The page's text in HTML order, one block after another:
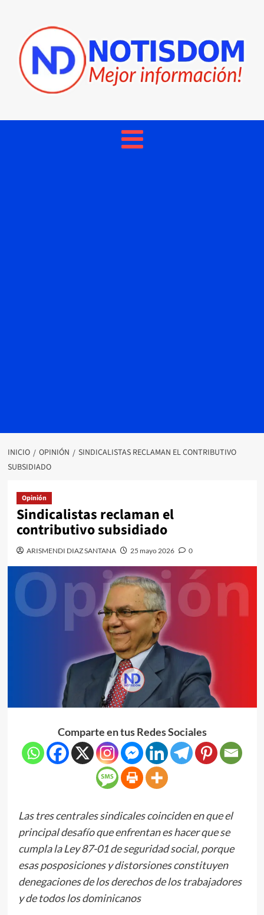
INICIO OPINIÓN
SINDICALISTAS RECLAMAN EL CONTRIBUTIVO
SUBSIDIADO
Opinión
Sindicalistas reclaman el
contributivo subsidiado
ARISMENDI DIAZ SANTANA 25 mayo 2026 0
Comparte en tus Redes Sociales
Las tres centrales sindicales coinciden en que el
principal desafío que enfrentan es hacer que se
cumpla la Ley 87-01 de seguridad social, porque
esas posposiciones y distorsiones constituyen
denegaciones de los derechos de los trabajadores
y de todos los dominicanos